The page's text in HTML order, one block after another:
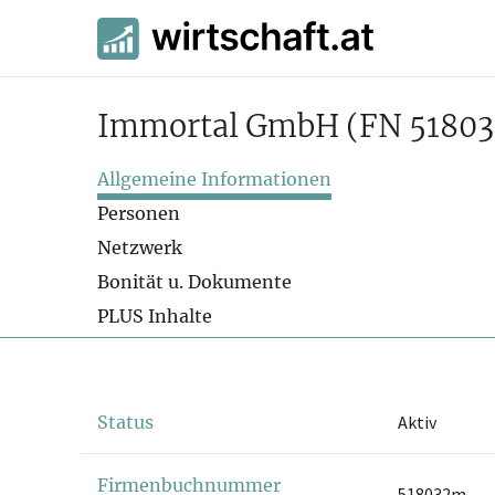
Immortal GmbH (FN
Allgemeine Informationen
Personen
Netzwerk
Bonität u. Dokumente
PLUS Inhalte
Status Aktiv
Firmenbuchnummer